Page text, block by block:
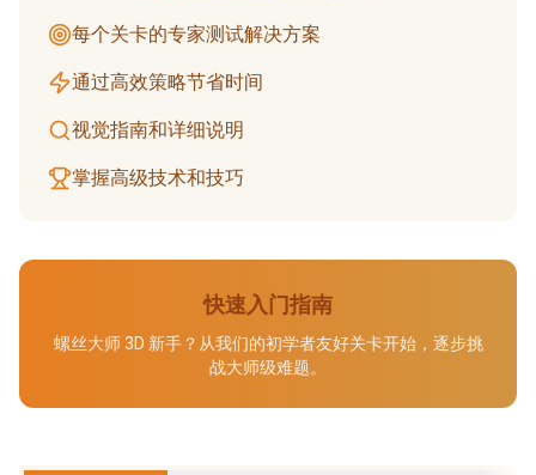
每个关卡的专家测试解决方案
通过高效策略节省时间
视觉指南和详细说明
掌握高级技术和技巧
快速入门指南
螺丝大师 3D 新手？从我们的初学者友好关卡开始，逐步挑
战大师级难题。